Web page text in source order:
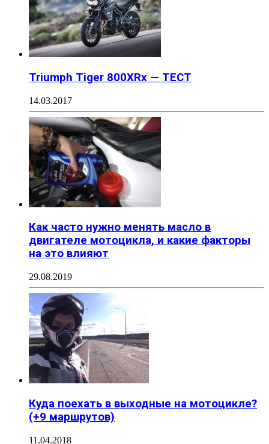
Triumph Tiger 800XRx — ТЕСТ
14.03.2017
Как часто нужно менять масло в
двигателе мотоцикла, и какие факторы
на это влияют
29.08.2019
Куда поехать в выходные на мотоцикле?
(+9 маршрутов)
11.04.2018